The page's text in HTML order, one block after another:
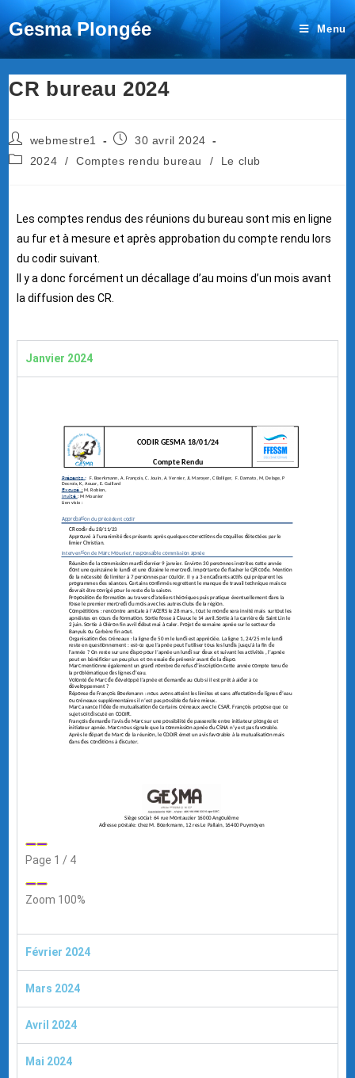
Gesma Plongée Menu
CR bureau 2024
webmestre1
30 avril 2024
2024
/ Comptes rendu bureau / Le club
Les comptes rendus des réunions du bureau sont mis en ligne
au fur et à mesure et après approbation du compte rendu lors
du codir suivant.
Il y a donc forcément un décallage d’au moins d’un mois avant
la diffusion des CR.
Janvier 2024
Page 1 / 4
Zoom 100%
Février 2024
Mars 2024
Avril 2024
Mai 2024